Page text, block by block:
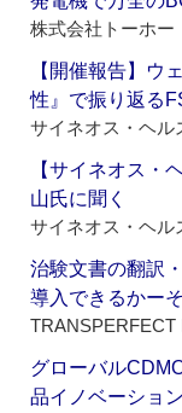
株式会社トーホー
【開催報告】ウ
性』で振り返る
サイネオス・ヘル
【サイネオス
山氏に聞く
サイネオス・ヘル
治験文書の翻訳
導入できるかー
TRANSPERFECT
グローバル
品イノベーショ